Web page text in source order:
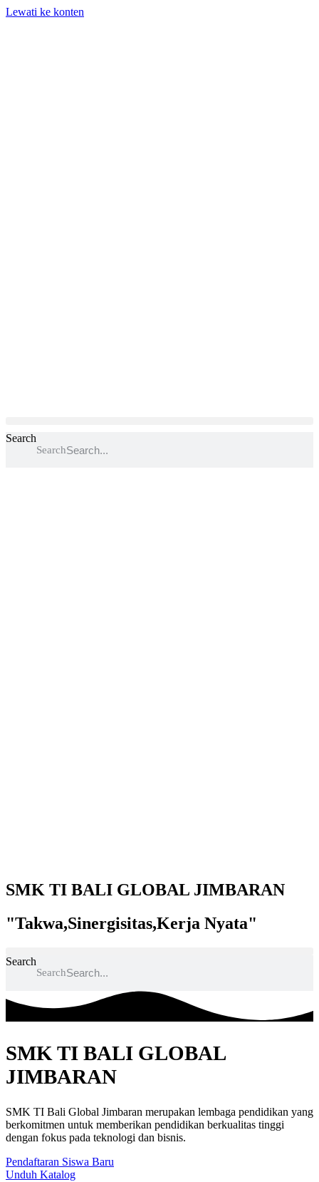
Lewati ke konten
Search
Search
SMK TI BALI GLOBAL JIMBARAN
"Takwa,Sinergisitas,Kerja Nyata"
Search
Search
SMK TI BALI GLOBAL
JIMBARAN
SMK TI Bali Global Jimbaran merupakan lembaga pendidikan yang
berkomitmen untuk memberikan pendidikan berkualitas tinggi
dengan fokus pada teknologi dan bisnis.
Pendaftaran Siswa Baru
Unduh Katalog